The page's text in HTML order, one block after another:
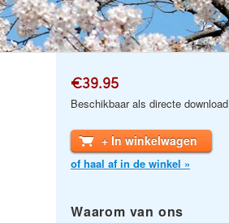
€39.95
Beschikbaar als directe download
+ In winkelwagen
of haal af in de winkel »
Waarom van ons